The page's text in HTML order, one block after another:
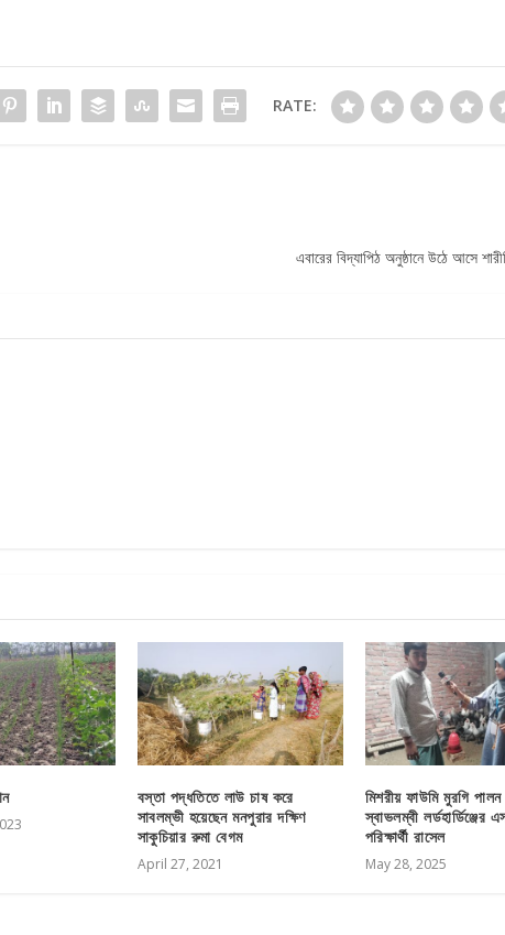
RATE:
এবারের বিদ্যাপিঠ অনুষ্ঠানে উঠে আসে
বস্তা পদ্ধতিতে লাউ চাষ করে
সাবলম্ভী হয়েছেন মনপুরার দক্ষিণ
সাকুচিয়ার রুমা বেগম
April 27, 2021
মিশরীয় ফাউমি মুরগি
স্বাভলম্বী লর্ডহার্ডিঞ্জের
পরিক্ষার্থী রাসেল
May 28, 2025